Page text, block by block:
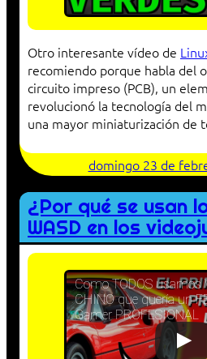
Otro interesante vídeo de
recomiendo porque habla del
circuito impreso (PCB), un
revolucionó la tecnología del
una mayor miniaturización de
domingo 23 de
¿Por qué se usan
WASD en los
Como TODOS usamos
CHINO que quería un
Gamer PROFESIONAL